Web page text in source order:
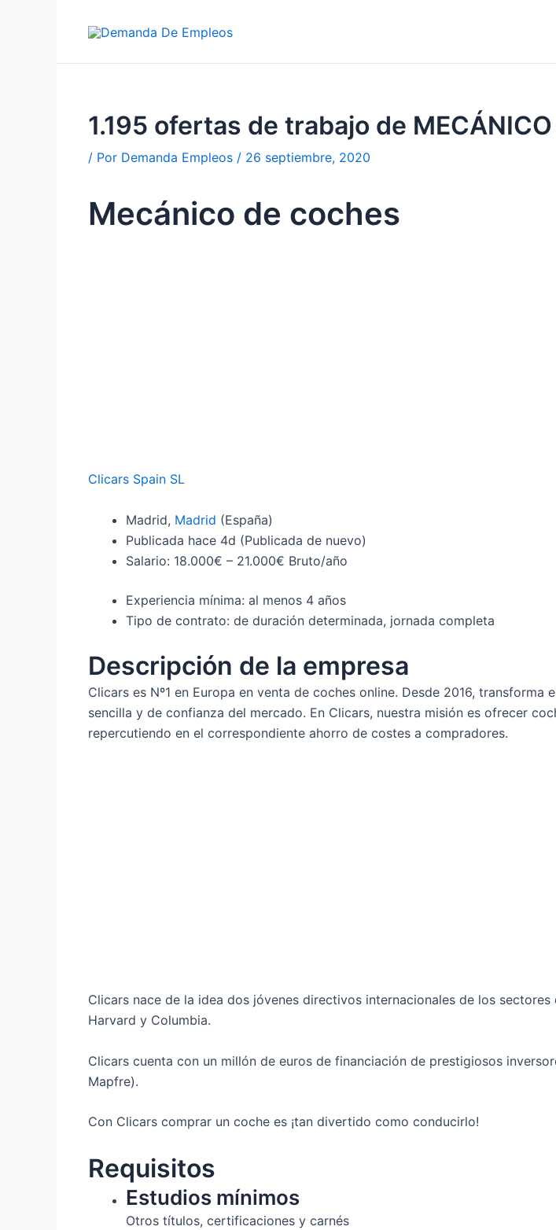
1.195 ofertas de trabajo de
/ Por Demanda Empleos / 26 septiembre, 2020
Mecánico de coches
Clicars Spain SL
Madrid, Madrid (España)
Publicada hace 4d (Publicada de nuevo)
Salario: 18.000€ – 21.000€ Bruto/año
Experiencia mínima: al menos 4 años
Tipo de contrato: de duración determinada, jornada completa
Descripción de la empresa
Clicars es Nº1 en Europa en venta de coches online. Desde 2016,
sencilla y de confianza del mercado. En Clicars, nuestra misión es ofrecer
repercutiendo en el correspondiente ahorro de costes a compradores.
Clicars nace de la idea dos jóvenes directivos internacionales de los
Harvard y Columbia.
Clicars cuenta con un millón de euros de financiación de prestigiosos
Mapfre).
Con Clicars comprar un coche es ¡tan divertido como conducirlo!
Requisitos
Estudios mínimos
Otros títulos, certificaciones y carnés